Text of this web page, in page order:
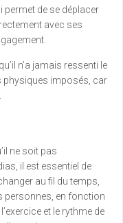
permet de se déplacer
avec ses
n’a jamais ressenti le
physiques imposés, car
ne soit pas
il est essentiel de
au fil du temps,
personnes, en fonction
et le rythme de